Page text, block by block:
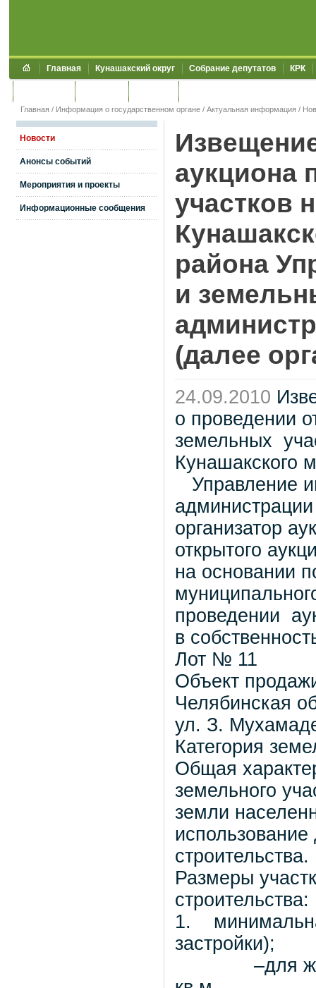
Главная Кунашакский округ Собрание депутатов КРК
Главная / Информация о государственном органе / Актуальная информация /
Новости
Анонсы событий
Мероприятия и проекты
Информационные сообщения
аукциона
участков
района
и
(далее
24.09.2010
о проведении
земельных
Кунашакского
Управление
организатор
открытого
на основании
проведении
в
Лот № 11
Объект
Челябинская
ул. З.
Категория
Общая
земельного
земли
строительства.
Размеры
строительства:
1.
застройки);
–для жилых